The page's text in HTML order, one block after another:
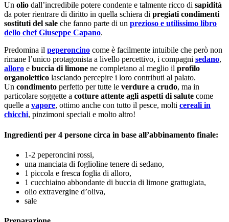
Un olio dall’incredibile potere condente e talmente ricco di sapidità
da poter rientrare di diritto in quella schiera di pregiati condimenti
sostituti del sale che fanno parte di un prezioso e utilissimo libro
dello chef Giuseppe Capano.
Predomina il peperoncino come è facilmente intuibile che però non
rimane l’unico protagonista a livello percettivo, i compagni sedano,
alloro e buccia di limone ne completano al meglio il profilo
organolettico lasciando percepire i loro contributi al palato.
Un condimento perfetto per tutte le verdure a crudo, ma in
particolare soggette a cotture attente agli aspetti di salute come
quelle a vapore, ottimo anche con tutto il pesce, molti cereali in
chicchi, pinzimoni speciali e molto altro!
Ingredienti per 4 persone circa in base all’abbinamento finale:
1-2 peperoncini rossi,
una manciata di foglioline tenere di sedano,
1 piccola e fresca foglia di alloro,
1 cucchiaino abbondante di buccia di limone grattugiata,
olio extravergine d’oliva,
sale